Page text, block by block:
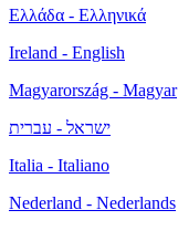
Ελλάδα - Ελληνικά
Ireland - English
Magyarország - Magyar
ישראל - עברית
Italia - Italiano
Nederland - Nederlands